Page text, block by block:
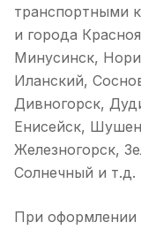
транспортными
и города
Минусинск,
Иланский,
Дивногорск,
Енисейск,
Железногорск,
Солнечный и т.д.
При оформлении